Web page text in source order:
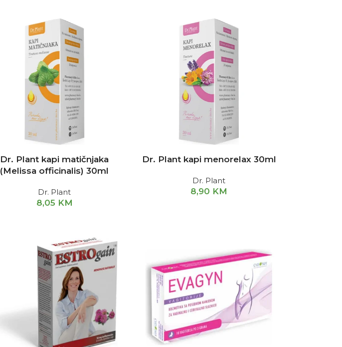
Dr. Plant kapi matičnjaka
(Melissa officinalis) 30ml
Dr. Plant
8,05 KM
Dr. Plant kapi menorelax 30ml
Dr. Plant
8,90 KM